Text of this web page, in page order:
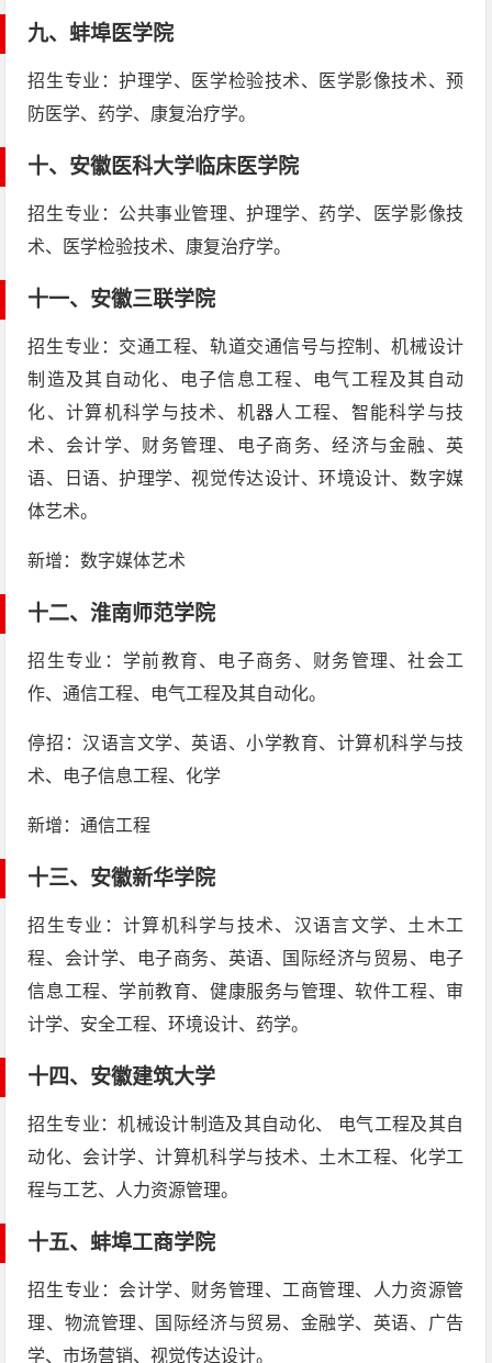
九、蚌埠医学院
招生专业：护理学、医学检验技术、医学影像技术、预
防医学、药学、康复治疗学。
十、 安徽医科大学临床医学院
招生专业：公共事业管理、护理学、药学、医学影像技
术、医学检验技术、康复治疗学。
十一、 安徽三联学院
招生专业：交通工程、轨道交通信号与控制、机械设计
制造及其自动化、电子信息工程、电气工程及其自动
化、计算机科学与技术、机器人工程、智能科学与技
术、会计学、财务管理、电子商务、经济与金融、英
语、日语、护理学、视觉传达设计、环境设计、数字媒
体艺术。
新增：数字媒体艺术
十二、淮南师范学院
招生专业：学前教育、电子商务、财务管理、社会工
作、通信工程、电气工程及其自动化。
停招：汉语言文学、英语、小学教育、计算机科学与技
术、电子信息工程、化学
新增：通信工程
十三、 安徽新华学院
招生专业：计算机科学与技术、汉语言文学、土木工
程、会计学、电子商务、英语、国际经济与贸易、电子
信息工程、学前教育、健康服务与管理、软件工程、审
计学、安全工程、环境设计、药学。
十四、 安徽建筑大学
招生专业：机械设计制造及其自动化、 电气工程及其自
动化、会计学、计算机科学与技术、土木工程、化学工
程与工艺、人力资源管理。
十五、蚌埠工商学院
招生专业：会计学、财务管理、工商管理、人力资源管
理、物流管理、国际经济与贸易、金融学、英语、广告
学、市场营销、视觉传达设计。